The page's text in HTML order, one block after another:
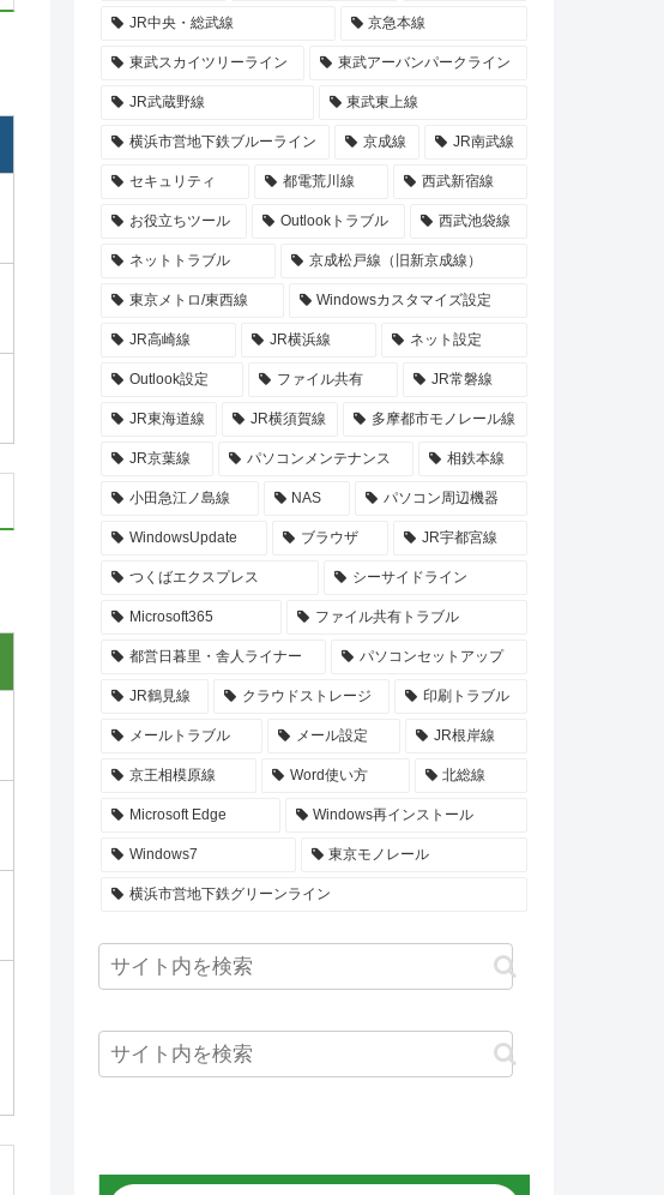
JR中央・総武線 京急本線
東武スカイツリーライン 東武アーバンパークライン
JR武蔵野線 東武東上線
横浜市営地下鉄ブルーライン 京成線 JR南武線
セキュリティ 都電荒川線 西武新宿線
お役立ちツール Outlookトラブル 西武池袋線
ネットトラブル 京成松戸線（旧新京成線）
東京メトロ/東西線 Windowsカスタマイズ設定
JR高崎線 JR横浜線 ネット設定
Outlook設定 ファイル共有 JR常磐線
JR東海道線 JR横須賀線 多摩都市モノレール線
JR京葉線 パソコンメンテナンス 相鉄本線
小田急江ノ島線 NAS パソコン周辺機器
WindowsUpdate ブラウザ JR宇都宮線
つくばエクスプレス シーサイドライン
Microsoft365 ファイル共有トラブル
都営日暮里・舎人ライナー パソコンセットアップ
JR鶴見線 クラウドストレージ 印刷トラブル
メールトラブル メール設定 JR根岸線
京王相模原線 Word使い方 北総線
Microsoft Edge Windows再インストール
Windows7 東京モノレール
横浜市営地下鉄グリーンライン